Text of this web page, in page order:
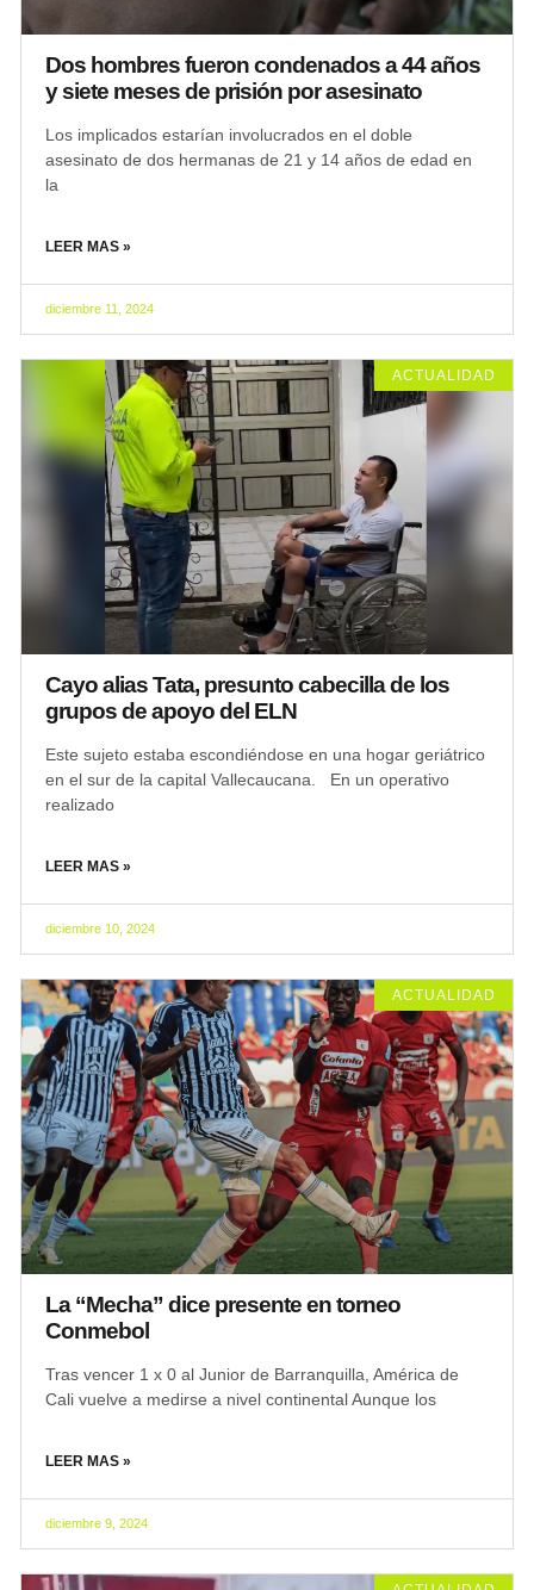
Dos hombres fueron condenados a 44 años
y siete meses de prisión por asesinato
Los implicados estarían involucrados en el doble
asesinato de dos hermanas de 21 y 14 años de edad en
la
LEER MAS »
diciembre 11, 2024
ACTUALIDAD
Cayo alias Tata, presunto cabecilla de los
grupos de apoyo del ELN
Este sujeto estaba escondiéndose en una hogar geriátrico
en el sur de la capital Vallecaucana. En un operativo
realizado
LEER MAS »
diciembre 10, 2024
ACTUALIDAD
La “Mecha” dice presente en torneo
Conmebol
Tras vencer 1 x 0 al Junior de Barranquilla, América de
Cali vuelve a medirse a nivel continental Aunque los
LEER MAS »
diciembre 9, 2024